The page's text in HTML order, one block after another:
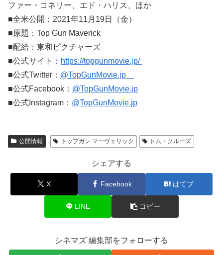
ファー・コネリー、エド・ハリス、ほか
■全米公開：2021年11月19日（金）
■原題：Top Gun Maverick
■配給：東和ピクチャーズ
■公式サイト： https://topgunmovie.jp/
■公式Twitter： @TopGunMovie.jp
■公式Facebook： @TopGunMovie.jp
■公式Instagram： @TopGunMovie.jp
公開情報 トップガン マーヴェリック トム・クルーズ
シェアする
X Facebook はてブ
LINE コピー
シネマズ 編集部をフォローする